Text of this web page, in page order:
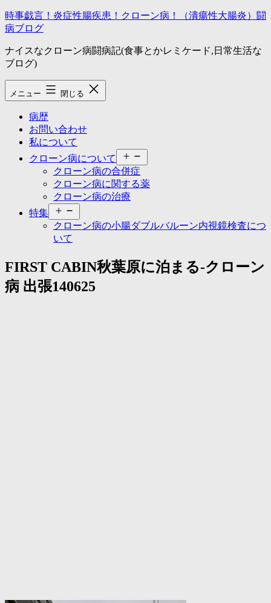
コ
ン
ン
ツ
へ
ス
キ
時事戯言！炎症性腸疾患！クローン病！（潰瘍性大腸炎）闘
病ブログ
ナイスなクローン病闘病記(食事とかレミケード,日常生活な
ブログ)
メニュー 閉じる
病歴
お問い合わせ
私について
クローン病について
ニ
ュ
ー
く
クローン病の合併症
クローン病に関する薬
クローン病の治療
特集
ニ
ュ
開
クローン病の小腸ダブルバルーン内視鏡検査につ
いて
FIRST CABIN秋葉原に泊まる-クローン
病 出張140625